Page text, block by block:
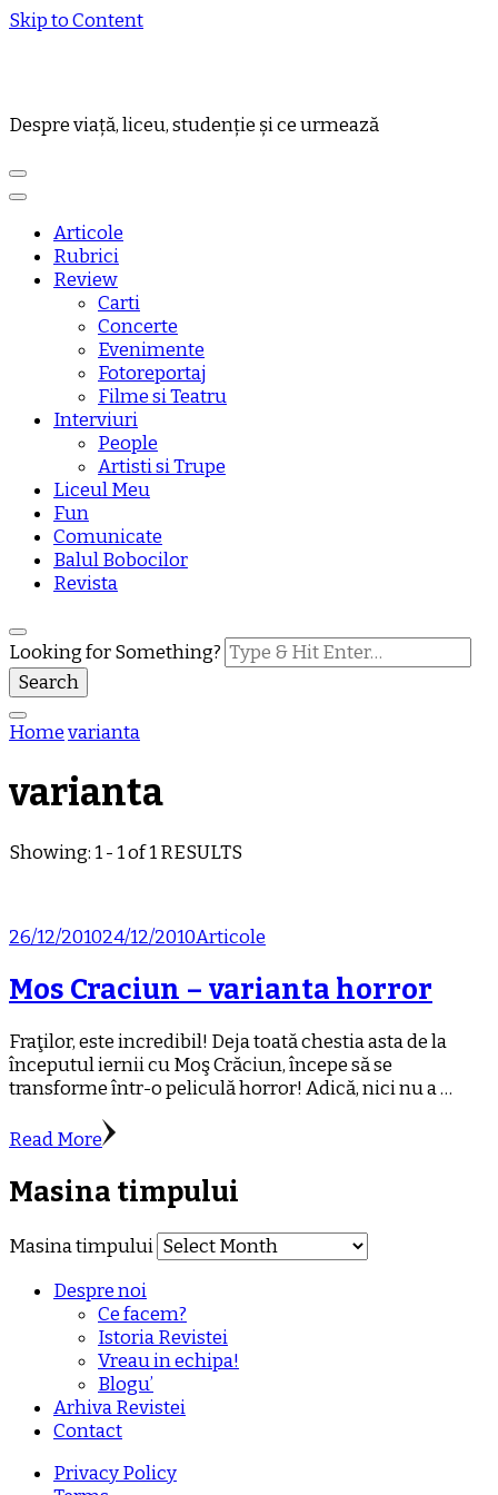
Skip to Content
Despre viață, liceu, studenție și ce urmează
Articole
Rubrici
Review
Carti
Concerte
Evenimente
Fotoreportaj
Filme si Teatru
Interviuri
People
Artisti si Trupe
Liceul Meu
Fun
Comunicate
Balul Bobocilor
Revista
Looking for Something?
Homevarianta
varianta
Showing: 1 - 1 of 1 RESULTS
26/12/201024/12/2010Articole
Mos Craciun – varianta horror
Fraţilor, este incredibil! Deja toată chestia asta de la
începutul iernii cu Moş Crăciun, începe să se
transforme într-o peliculă horror! Adică, nici nu a …
Read More
Masina timpului
Masina timpului
Despre noi
Ce facem?
Istoria Revistei
Vreau in echipa!
Blogu’
Arhiva Revistei
Contact
Privacy Policy